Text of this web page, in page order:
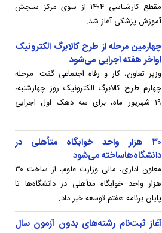
مقطع کارشناسی ۱۴۰۴ از سوی مرکز سنجش
آموزش پزشکی آغاز شد.
چهارمین مرحله از طرح کالابرگ الکترونیک
اواخر هفته اجرایی می‌شود
وزیر تعاون، کار و رفاه اجتماعی گفت: مرحله
چهارم طرح کالابرگ الکترونیک روز چهارشنبه،
۱۹ شهریور ماه، برای سه دهک اول اجرایی
۳۰ هزار واحد خوابگاه متأهلی در
دانشگاه‌هاساخته می‌شود
معاون اداری، مالی وزارت علوم، از ساخت ۳۰
هزار واحد خوابگاه متأهلی در دانشگاه‌ها تا
پایان برنامه هفتم توسعه خبر داد.
آغاز ثبت‌نام رشته‌های بدون آزمون سال